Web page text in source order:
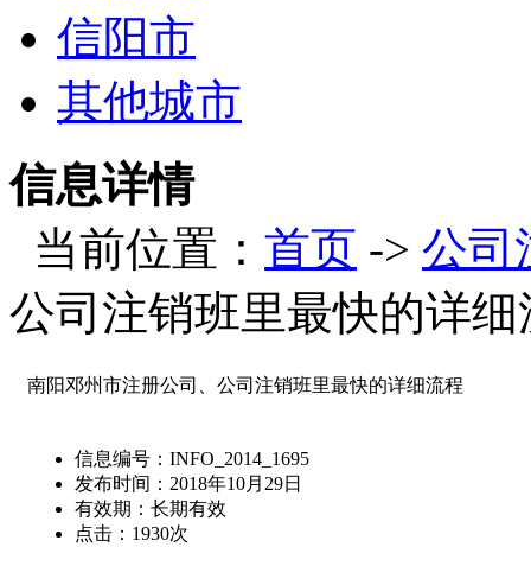
信阳市
其他城市
信息详情
当前位置： 首页 -> 公司
公司注销班里最快的详细
南阳邓州市注册公司、公司注销班里最快的详细流程
信息编号： INFO_2014_1695
发布时间： 2018年10月29日
有效期： 长期有效
点击： 1930次